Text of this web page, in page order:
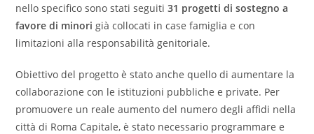
nello specifico sono stati seguiti31 progetti di sostegno a
favore di minori già collocati in case famiglia e con
limitazioni alla responsabilità genitoriale.
Obiettivo del progetto è stato anche quello di aumentare la
collaborazione con le istituzioni pubbliche e private. Per
promuovere un reale aumento del numero degli affidi nella
città di Roma Capitale, è stato necessario programmare e